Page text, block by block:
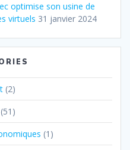
optimise son usine de
virtuels 31 janvier 2024
(2)
(51)
(1)